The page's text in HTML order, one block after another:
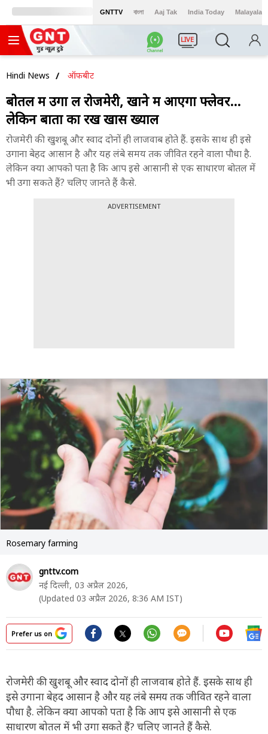
GNTTV বাংলা Aaj Tak India Today Malayalam
LIVE
Hindi News ऑफबीट
बोतल में उगा लें रोजमेरी, खाने में आएगा फ्लेवर...
लेकिन बातों का रखें खास ख्याल
रोजमेरी की खुशबू और स्वाद दोनों ही लाजवाब होते हैं. इसके साथ ही इसे
उगाना बेहद आसान है और यह लंबे समय तक जीवित रहने वाला पौधा है.
लेकिन क्या आपको पता है कि आप इसे आसानी से एक साधारण बोतल में
भी उगा सकते हैं? चलिए जानते हैं कैसे.
ADVERTISEMENT
Rosemary farming
gnttv.com
नई दिल्ली, 03 अप्रैल 2026,
(Updated 03 अप्रैल 2026, 8:36 AM IST)
Prefer us on
रोजमेरी की खुशबू और स्वाद दोनों ही लाजवाब होते हैं. इसके साथ ही
इसे उगाना बेहद आसान है और यह लंबे समय तक जीवित रहने वाला
पौधा है. लेकिन क्या आपको पता है कि आप इसे आसानी से एक
साधारण बोतल में भी उगा सकते हैं? चलिए जानते हैं कैसे.